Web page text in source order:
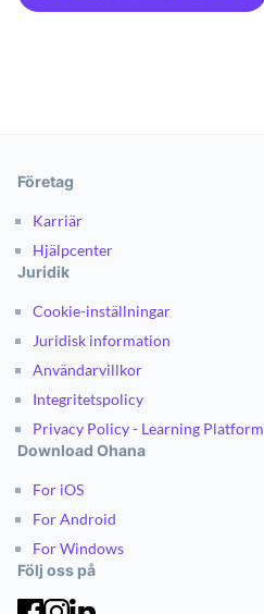
Företag
Karriär
Hjälpcenter
Juridik
Cookie-inställningar
Juridisk information
Användarvillkor
Integritetspolicy
Privacy Policy - Learning Platform
Download Ohana
For iOS
For Android
For Windows
Följ oss på